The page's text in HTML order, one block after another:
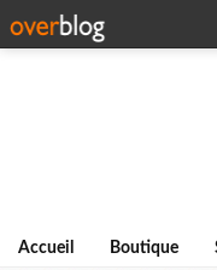
Accueil Boutique